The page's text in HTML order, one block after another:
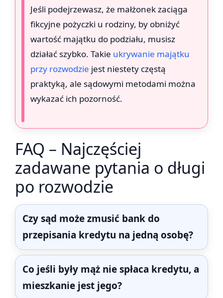
Jeśli podejrzewasz, że małżonek zaciąga
fikcyjne pożyczki u rodziny, by obniżyć
wartość majątku do podziału, musisz
działać szybko. Takie ukrywanie majątku
przy rozwodzie jest niestety częstą
praktyką, ale sądowymi metodami można
wykazać ich pozorność.
FAQ – Najczęściej
zadawane pytania o długi
po rozwodzie
Czy sąd może zmusić bank do
przepisania kredytu na jedną osobę?
Co jeśli były mąż nie spłaca kredytu, a
mieszkanie jest jego?